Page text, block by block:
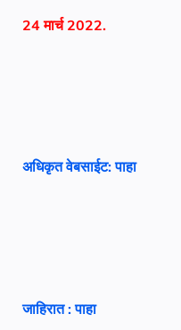
24 मार्च 2022.
अधिकृत वेबसाईट: पाहा
जाहिरात : पाहा